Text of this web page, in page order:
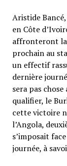
Aristide
en Côte
affronteront la
prochain au
un effectif
dernière
sera pas
qualifier, le
cette victoire
l’Angola,
s’imposait
journée, à